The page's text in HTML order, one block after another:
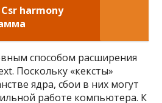
Csr harmony
спо­собом рас­ширения
Пос­коль­ку «кек­сты»
ядра, сбои в них могут
работе компь­юте­ра. К